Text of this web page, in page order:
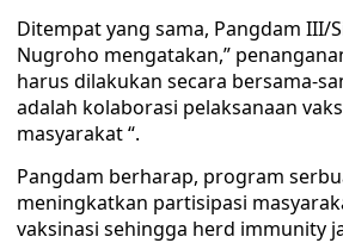
Ditempat yang sama, Pangdam III/
Nugroho mengatakan,”
harus dilakukan secara bersama-
adalah kolaborasi pelaksanaan
masyarakat “.
Pangdam berharap, program
meningkatkan partisipasi
vaksinasi sehingga herd immunity